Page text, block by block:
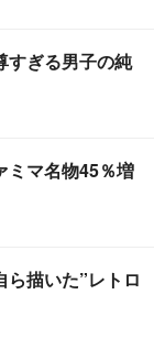
すぎる男子の純
ミマ名物45％増
描いた”レトロ